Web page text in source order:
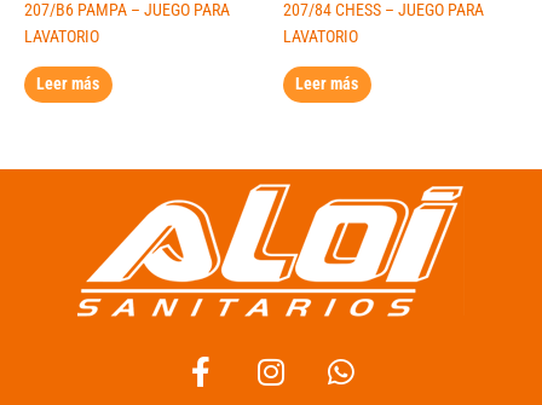
207/B6 PAMPA – JUEGO PARA
LAVATORIO
Leer más
207/84 CHESS – JUEGO PARA
LAVATORIO
Leer más
F
a
I
n
W
h